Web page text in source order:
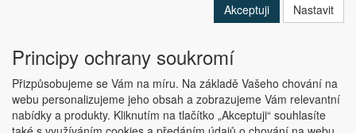
Copyright © ABRA Software a.s. 2019
Akceptuji Nastavit
Principy ochrany soukromí
Přizpůsobujeme se Vám na míru. Na základě Vašeho chování na
webu personalizujeme jeho obsah a zobrazujeme Vám relevantní
nabídky a produkty. Kliknutím na tlačítko „Akceptuji“ souhlasíte